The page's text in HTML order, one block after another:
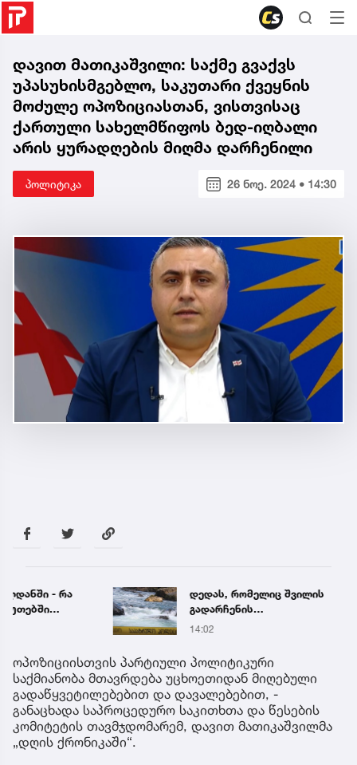
დავით მათიკაშვილი: საქმე გვაქვს
უპასუხისმგებლო, საკუთარი ქვეყნის
მოძულე ოპოზიციასთან, ვისთვისაც
ქართული სახელმწიფოს ბედ-იღბალი
არის ყურადღების მიღმა დარჩენილი
პოლიტიკა 26 ნოე. 2024 • 14:30
დედას, რომელიც შვილის
გადარჩენის
მცდელობისას, დინებამ
გაიტაცა, მაშველები ამ
დრომდე ეძებენ
14:02
ოპოზიციისთვის პარტიული პოლიტიკური
საქმიანობა მთავრდება უცხოეთიდან მიღებული
გადაწყვეტილებებით და დავალებებით, -
განაცხადა საპროცედურო საკითხთა და წესების
კომიტეტის თავმჯდომარემ, დავით მათიკაშვილმა
„დღის ქრონიკაში“.